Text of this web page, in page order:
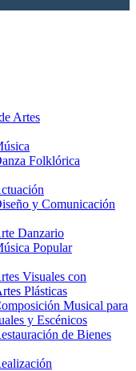
Artes
Folklórica
y Comunicación
Danzario
Popular
Visuales con
Plásticas
Musical para
y Escénicos
de Bienes